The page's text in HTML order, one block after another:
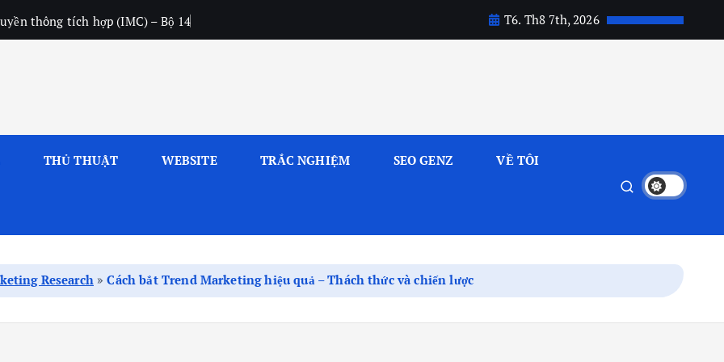
thông tích hợp (IMC) – Bộ 14 T6. Th8 7th, 2026
THỦ THUẬT WEBSITE TRẮC NGHIỆM SEO GENZ VỀ TÔI
Research»Cách bắt Trend Marketing hiệu quả – Thách thức và chiến lược